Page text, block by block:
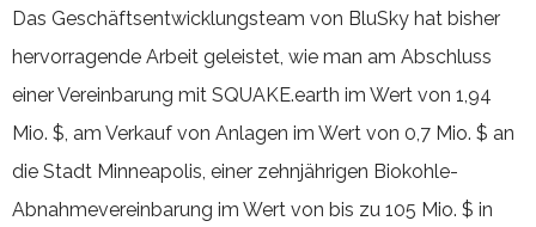
Das Geschäftsentwicklungsteam von BluSky hat bisher
hervorragende Arbeit geleistet, wie man am Abschluss
einer Vereinbarung mit SQUAKE.earth im Wert von 1,94
Mio. $, am Verkauf von Anlagen im Wert von 0,7 Mio. $ an
die Stadt Minneapolis, einer zehnjährigen Biokohle-
Abnahmevereinbarung im Wert von bis zu 105 Mio. $ in